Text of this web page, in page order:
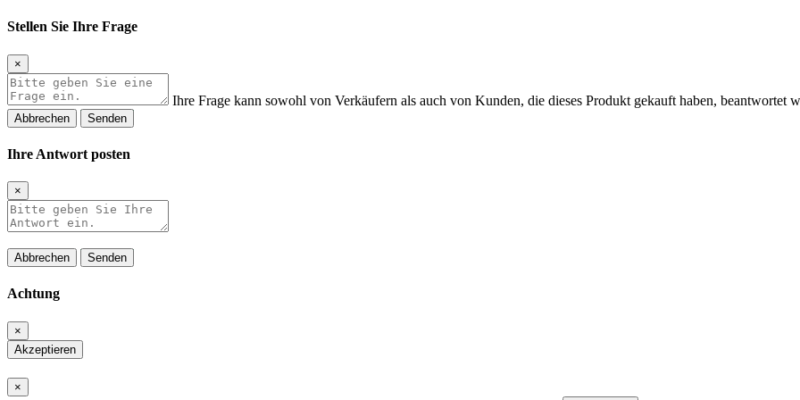
Stellen Sie Ihre Frage
×
Ihre Frage kann sowohl von Verkäufern als auch von Kunden, die dieses Produkt gekauft haben, beantwortet
Abbrechen Senden
Ihre Antwort posten
×
Abbrechen Senden
Achtung
×
Akzeptieren
×